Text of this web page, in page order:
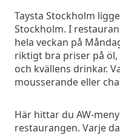
Taysta Stockholm
Stockholm. I
hela veckan på
riktigt bra priser på öl,
och kvällens drinkar.
mousserande eller
Här hittar du AW-
restaurangen. Varje